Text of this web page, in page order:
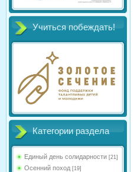
Учиться побеждать!
Категории раздела
Единый день солидарности [21]
Осенний поход [19]